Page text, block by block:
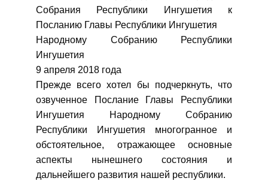
Собрания Республики Ингушетия к
Посланию Главы Республики Ингушетия
Народному Собранию Республики
Ингушетия
9 апреля 2018 года
Прежде всего хотел бы подчеркнуть, что
озвученное Послание Главы Республики
Ингушетия Народному Собранию
Республики Ингушетия многогранное и
обстоятельное, отражающее основные
аспекты нынешнего состояния и
дальнейшего развития нашей республики.